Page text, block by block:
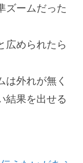
ズームだった
広められたら
は外れが無く
結果を出せる